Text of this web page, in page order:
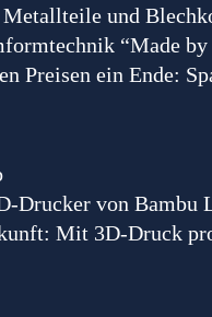
“Made
Preisen ein Ende:
Drucker von Bambu
Mit 3D-Druck